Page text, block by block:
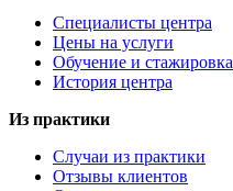
Специалисты центра
Цены на услуги
Обучение и стажировка
История центра
Из практики
Случаи из практики
Отзывы клиентов